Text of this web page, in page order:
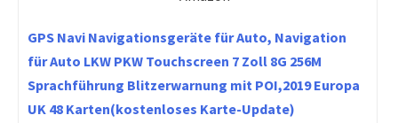
GPS Navi Navigationsgeräte für Auto, Navigation
für Auto LKW PKW Touchscreen 7 Zoll 8G 256M
Sprachführung Blitzerwarnung mit POI,2019 Europa
UK 48 Karten(kostenloses Karte-Update)